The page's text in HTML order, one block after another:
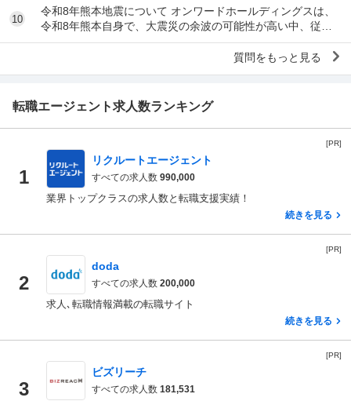
10
令和8年熊本地震について オンワードホールディングスは、
令和8年熊本自身で、大震災の余波の可能性が高い中、従業
員に売上金の確保（金庫への預け入れ）を優先さ...
質問をもっと見る
転職エージェント求人数ランキング
[PR]
1
リクルートエージェント
すべての求人数 990,000
業界トップクラスの求人数と転職支援実績！
続きを見る
[PR]
2
doda
すべての求人数 200,000
求人､転職情報満載の転職サイト
続きを見る
[PR]
3
ビズリーチ
すべての求人数 181,531